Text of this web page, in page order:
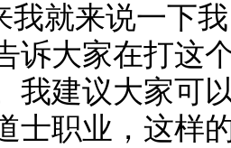
我就来说一下
诉大家在打这
我建议大家可
士职业，这样